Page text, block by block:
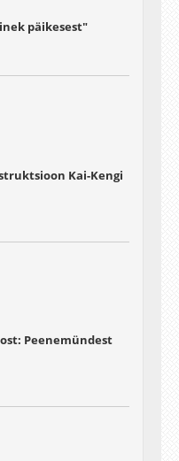
päikesest"
Kai-Kengi
Peenemündest